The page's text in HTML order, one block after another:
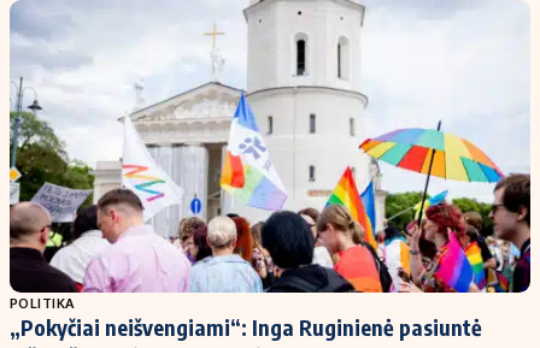
Infliacija
Migracija
Būsto finansai
Įdomios naujienos
Redakcija
Apie mus
Redakcijos politika
Privatumo politika
Turinio žymėjimo taisyklės
POLITIKA
„Pokyčiai neišvengiami“: Inga Ruginienė pasiuntė